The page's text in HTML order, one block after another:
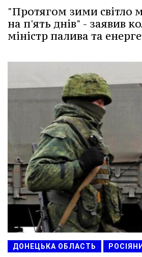
"Протягом зими світло
на п'ять днів" - заявив
міністр палива та
ДОНЕЦЬКА ОБЛАСТЬ РОСІЯНИ